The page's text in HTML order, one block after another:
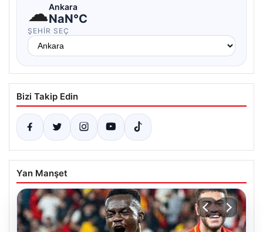
☁Ankara
NaN°C
ŞEHIR SEÇ
Bizi Takip Edin
Yan Manşet